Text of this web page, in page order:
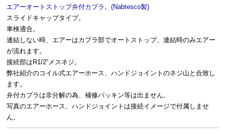
エアーオートストップ弁付カプラ。(Nabtesco製)
スライドキャップタイプ。
車検適合。
連結しない時、エアーはカプラ部でオートストップ、連結時のみエアー
が流れます。
接続部はR1/2”メスネジ。
弊社紹介のコイル式エアーホース、ハンドジョイントのネジ山と合致し
ます。
弁付カプラは非分解の為、補修パッキン等は出ません。
写真のエアーホース、ハンドジョイントは接続イメージで付属しませ
ん。